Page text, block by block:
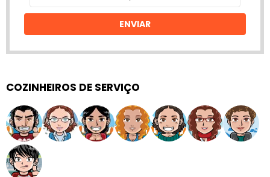
email
ENVIAR
COZINHEIROS DE SERVIÇO